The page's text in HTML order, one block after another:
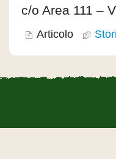
c/o Area 111 –
Articolo